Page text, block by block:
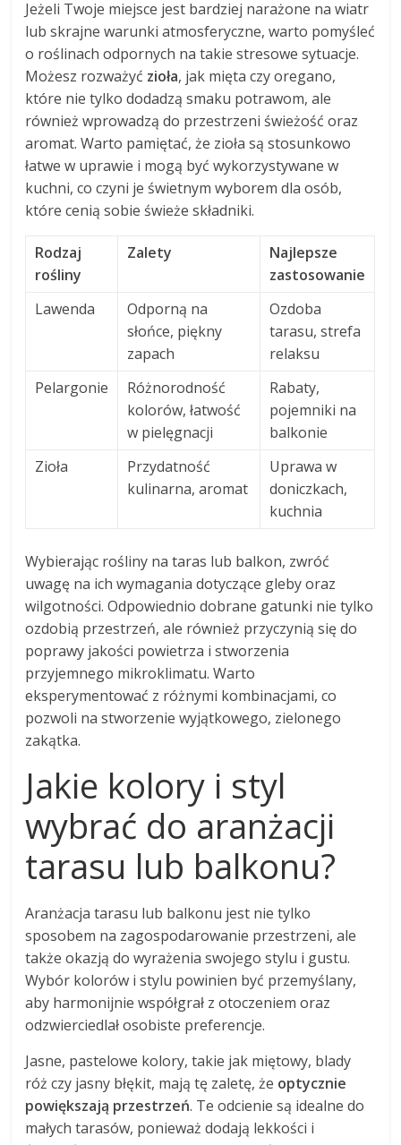
Jeżeli Twoje miejsce jest bardziej narażone na wiatr
lub skrajne warunki atmosferyczne, warto pomyśleć
o roślinach odpornych na takie stresowe sytuacje.
Możesz rozważyć zioła, jak mięta czy oregano,
które nie tylko dodadzą smaku potrawom, ale
również wprowadzą do przestrzeni świeżość oraz
aromat. Warto pamiętać, że zioła są stosunkowo
łatwe w uprawie i mogą być wykorzystywane w
kuchni, co czyni je świetnym wyborem dla osób,
które cenią sobie świeże składniki.
Rodzaj
rośliny
Zalety
Najlepsze
zastosowanie
Lawenda
Odporną na
słońce, piękny
zapach
Ozdoba
tarasu, strefa
relaksu
Pelargonie
Różnorodność
kolorów, łatwość
w pielęgnacji
Rabaty,
pojemniki na
balkonie
Zioła
Przydatność
kulinarna, aromat
Uprawa w
doniczkach,
kuchnia
Wybierając rośliny na taras lub balkon, zwróć
uwagę na ich wymagania dotyczące gleby oraz
wilgotności. Odpowiednio dobrane gatunki nie tylko
ozdobią przestrzeń, ale również przyczynią się do
poprawy jakości powietrza i stworzenia
przyjemnego mikroklimatu. Warto
eksperymentować z różnymi kombinacjami, co
pozwoli na stworzenie wyjątkowego, zielonego
zakątka.
Jakie kolory i styl
wybrać do aranżacji
tarasu lub balkonu?
Aranżacja tarasu lub balkonu jest nie tylko
sposobem na zagospodarowanie przestrzeni, ale
także okazją do wyrażenia swojego stylu i gustu.
Wybór kolorów i stylu powinien być przemyślany,
aby harmonijnie współgrał z otoczeniem oraz
odzwierciedlał osobiste preferencje.
Jasne, pastelowe kolory, takie jak miętowy, blady
róż czy jasny błękit, mają tę zaletę, że optycznie
powiększają przestrzeń. Te odcienie są idealne do
małych tarasów, ponieważ dodają lekkości i